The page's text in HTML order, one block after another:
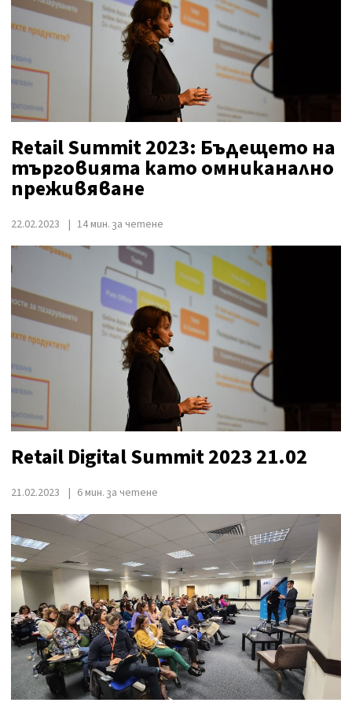
Retail Summit 2023: Бъдещето на
търговията като омниканално
преживяване
22.02.2023 14 мин. за четене
Retail Digital Summit 2023 21.02
21.02.2023 6 мин. за четене